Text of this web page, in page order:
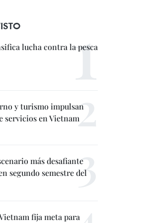
lucha contra la pesca
y turismo impulsan
servicios en Vietnam
más desafiante
segundo semestre del
fija meta para